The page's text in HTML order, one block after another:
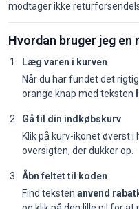
modtager ikke
Hvordan bruger jeg
Læg varen i kurven
Når du har fundet det
orange knap med teksten
Gå til din indkøbskurv
Klik på kurv-ikonet øverst
oversigten, der dukker op.
Åbn feltet til koden
Find teksten anvend